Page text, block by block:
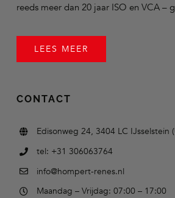
reeds meer dan 20 jaar ISO en VCA –
LEES MEER
CONTACT
Edisonweg 24, 3404 LC IJsselstein
tel: +31 306063764
info@hompert-renes.nl
Maandag – Vrijdag: 07:00 – 17:00